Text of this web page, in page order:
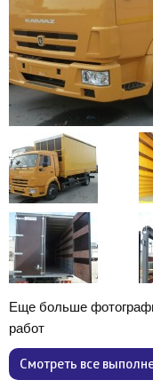
Еще больше
работ
Смотреть все